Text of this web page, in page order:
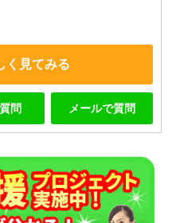
く見てみる
問 メールで質問